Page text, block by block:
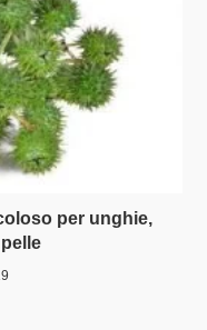
per unghie,